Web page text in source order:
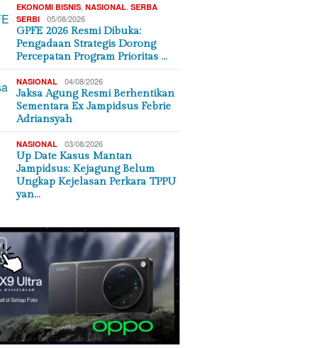
EKONOMI BISNIS ,NASIONAL ,SERBA
SERBI
05/08/2026
GPFE 2026 Resmi Dibuka:
Pengadaan Strategis Dorong
Percepatan Program Prioritas …
NASIONAL 04/08/2026
Jaksa Agung Resmi Berhentikan
Sementara Ex Jampidsus Febrie
Adriansyah
NASIONAL 03/08/2026
Up Date Kasus Mantan
Jampidsus: Kejagung Belum
Ungkap Kejelasan Perkara TPPU
yan…